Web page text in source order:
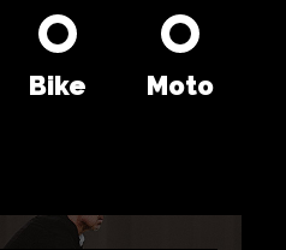
Bike Moto